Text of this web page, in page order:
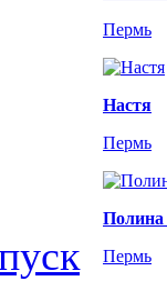
Пермь
Настя
Пермь
Пермь